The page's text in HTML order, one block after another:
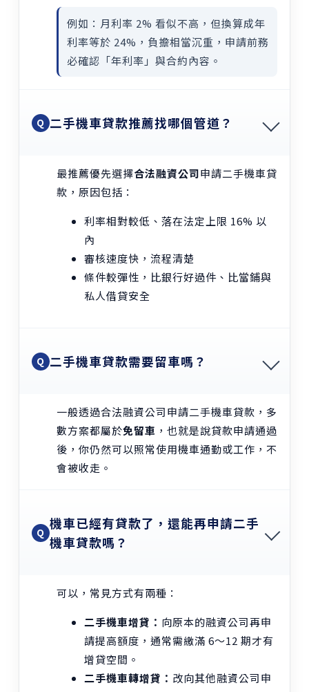
例如：月利率 2% 看似不高，但換算成年
利率等於 24%，負擔相當沉重，申請前務
必確認「年利率」與合約內容。
Q 二手機車貸款推薦找哪個管道？
最推薦優先選擇合法融資公司申請二手機車貸
款，原因包括：
利率相對較低、落在法定上限 16% 以
內
審核速度快，流程清楚
條件較彈性，比銀行好過件、比當鋪與
私人借貸安全
Q 二手機車貸款需要留車嗎？
一般透過合法融資公司申請二手機車貸款，多
數方案都屬於免留車 ，也就是說貸款申請通過
後，你仍然可以照常使用機車通勤或工作，不
會被收走。
Q
機車已經有貸款了，還能再申請二手
機車貸款嗎？
可以，常見方式有兩種：
二手機車增貸： 向原本的融資公司再申
請提高額度，通常需繳滿 6～12 期才有
增貸空間。
二手機車轉增貸： 改向其他融資公司申